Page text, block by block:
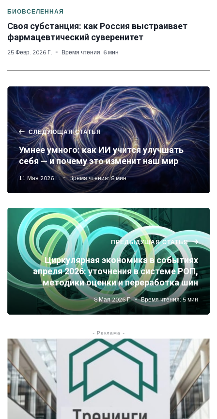
БИОВСЕЛЕННАЯ
Своя субстанция: как Россия выстраивает
фармацевтический суверенитет
25 Февр. 2026 Г. Время чтения: 6 мин
СЛЕДУЮЩАЯ СТАТЬЯ
Умнее умного: как ИИ учится улучшать
себя — и почему это изменит наш мир
11 Мая 2026 Г. Время чтения: 8 мин
ПРЕДЫДУЩАЯ СТАТЬЯ
Циркулярная экономика в событиях
апреля 2026: уточнения в системе РОП,
методики оценки и переработка шин
8 Мая 2026 Г. Время чтения: 5 мин
- Реклама -